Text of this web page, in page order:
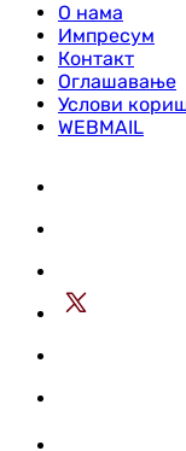
О нама
Импресум
Контакт
Оглашавање
Услови
WEBMAIL